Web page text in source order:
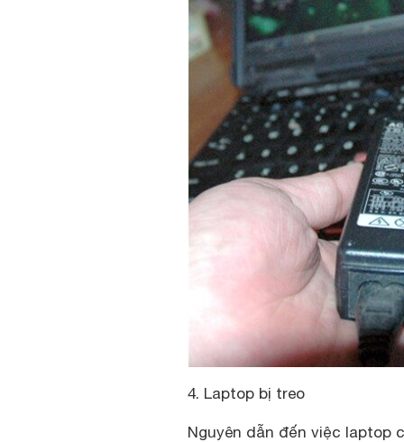
4. Laptop bị treo
Nguyên dẫn đến việc laptop